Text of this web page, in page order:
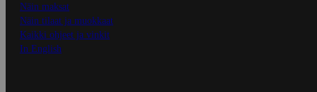
Näin maksat
Näin tilaat ja muokkaat
Kaikki ohjeet ja vinkit
In English